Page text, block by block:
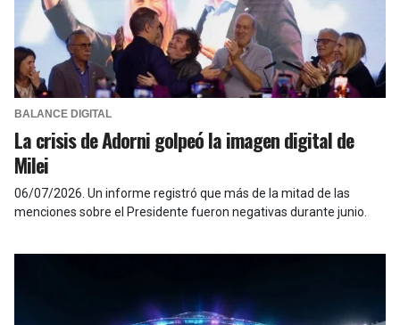
BALANCE DIGITAL
La crisis de Adorni golpeó la imagen digital de
Milei
06/07/2026 Un informe registró que más de la mitad de las
menciones sobre el Presidente fueron negativas durante junio.